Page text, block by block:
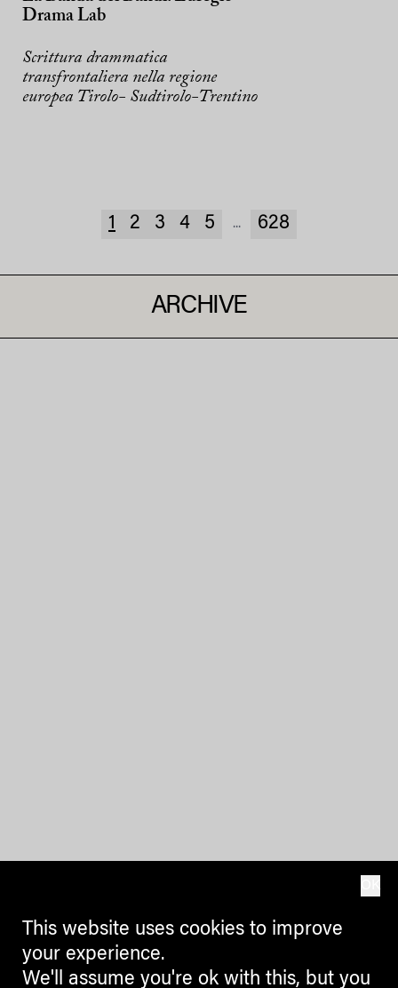
Drama Lab
Scrittura drammatica
transfrontaliera nella regione
europea Tirolo- Sudtirolo-Trentino
1 2 3 4 5 ... 628
ARCHIVE
This website uses cookies to improve
your experience.
We'll assume you're ok with this, but you